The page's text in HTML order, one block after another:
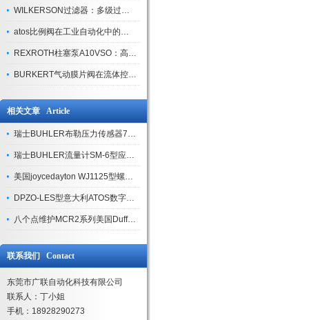
WILKERSON过滤器：多级过滤技术，适配多行业净化需求
atos比例阀在工业自动化中的关键应用
REXROTH柱塞泵A10VSO：高效液压系统的核心组件
BURKERT气动膜片阀在流体控制中的应用
相关文章 Article
瑞士BUHLER布勒压力传感器700系列安装问题
瑞士BUHLER流量计SM-6型应用范围
美国joycedayton WJ1125型螺旋千斤顶使用方法
DPZO-LES型意大利ATOS数字式比例换向阀工作原理
八个点维护MCR2系列美国Duff-Norton旋转接头
联系我们 Contact
东莞市广联自动化科技有限公司
联系人：丁小姐
手机：18928290273